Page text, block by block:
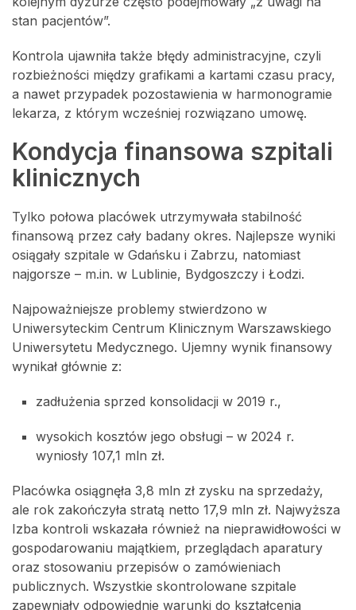
stan pacjentów”.
Kontrola ujawniła także błędy administracyjne, czyli
rozbieżności między grafikami a kartami czasu pracy,
a nawet przypadek pozostawienia w harmonogramie
lekarza, z którym wcześniej rozwiązano umowę.
Kondycja finansowa szpitali
klinicznych
Tylko połowa placówek utrzymywała stabilność
finansową przez cały badany okres. Najlepsze wyniki
osiągały szpitale w Gdańsku i Zabrzu, natomiast
najgorsze – m.in. w Lublinie, Bydgoszczy i Łodzi.
Najpoważniejsze problemy stwierdzono w
Uniwersyteckim Centrum Klinicznym Warszawskiego
Uniwersytetu Medycznego. Ujemny wynik finansowy
wynikał głównie z:
zadłużenia sprzed konsolidacji w 2019 r.,
wysokich kosztów jego obsługi – w 2024 r.
wyniosły 107,1 mln zł.
Placówka osiągnęła 3,8 mln zł zysku na sprzedaży,
ale rok zakończyła stratą netto 17,9 mln zł. Najwyższa
Izba kontroli wskazała również na nieprawidłowości w
gospodarowaniu majątkiem, przeglądach aparatury
oraz stosowaniu przepisów o zamówieniach
publicznych. Wszystkie skontrolowane szpitale
zapewniały odpowiednie warunki do kształcenia